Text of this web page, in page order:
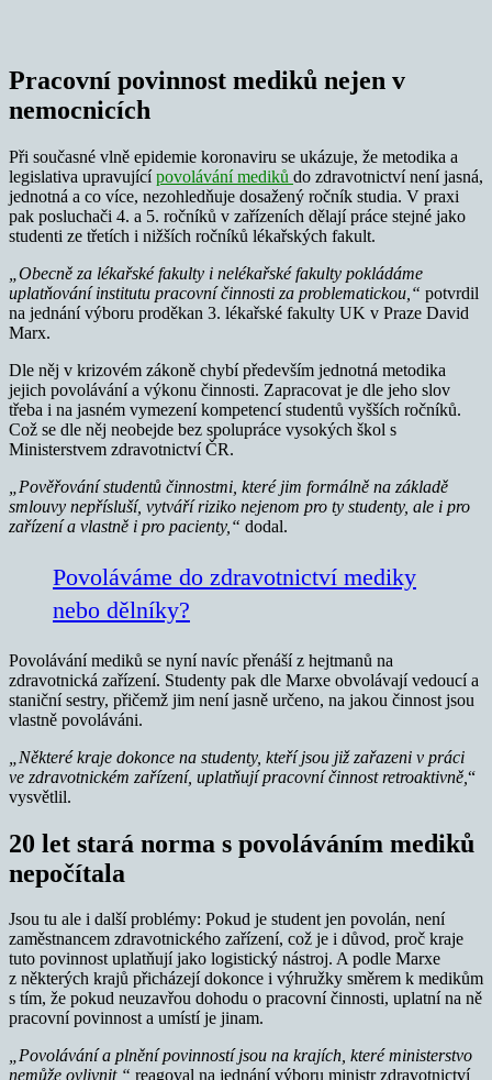
Pracovní povinnost mediků nejen v
nemocnicích
Při současné vlně epidemie koronaviru se ukázuje, že metodika a
legislativa upravujícípovolávání mediků do zdravotnictví není jasná,
jednotná a co více, nezohledňuje dosažený ročník studia. V praxi
pak posluchači 4. a 5. ročníků v zařízeních dělají práce stejné jako
studenti ze třetích i nižších ročníků lékařských fakult.
„Obecně za lékařské fakulty i nelékařské fakulty pokládáme
uplatňování institutu pracovní činnosti za problematickou,“ potvrdil
na jednání výboru proděkan 3. lékařské fakulty UK v Praze David
Marx.
Dle něj v krizovém zákoně chybí především jednotná metodika
jejich povolávání a výkonu činnosti. Zapracovat je dle jeho slov
třeba i na jasném vymezení kompetencí studentů vyšších ročníků.
Což se dle něj neobejde bez spolupráce vysokých škol s
Ministerstvem zdravotnictví ČR.
„Pověřování studentů činnostmi, které jim formálně na základě
smlouvy nepřísluší, vytváří riziko nejenom pro ty studenty, ale i pro
zařízení a vlastně i pro pacienty,“ dodal.
Povoláváme do zdravotnictví mediky
nebo dělníky?
Povolávání mediků se nyní navíc přenáší z hejtmanů na
zdravotnická zařízení. Studenty pak dle Marxe obvolávají vedoucí a
staniční sestry, přičemž jim není jasně určeno, na jakou činnost jsou
vlastně povoláváni.
„Některé kraje dokonce na studenty, kteří jsou již zařazeni v práci
ve zdravotnickém zařízení, uplatňují pracovní činnost retroaktivně, “
vysvětlil.
20 let stará norma s povoláváním mediků
nepočítala
Jsou tu ale i další problémy: Pokud je student jen povolán, není
zaměstnancem zdravotnického zařízení, což je i důvod, proč kraje
tuto povinnost uplatňují jako logistický nástroj. A podle Marxe
z některých krajů přicházejí dokonce i výhružky směrem k medikům
s tím, že pokud neuzavřou dohodu o pracovní činnosti, uplatní na ně
pracovní povinnost a umístí je jinam.
„Povolávání a plnění povinností jsou na krajích, které ministerstvo
nemůže ovlivnit,“ reagoval na jednání výboru ministr zdravotnictví